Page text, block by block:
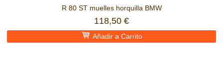
R 80 ST muelles horquilla BMW
118,50 €
Añadir a Carrito